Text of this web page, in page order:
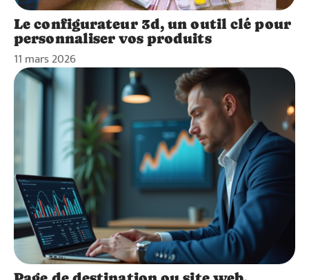
Le configurateur 3d, un outil clé pour
personnaliser vos produits
11 mars 2026